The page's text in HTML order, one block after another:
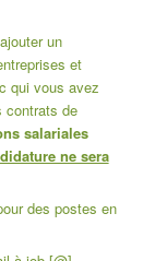
un
et
qui vous avez
contrats de
salariales
ne sera
des postes en